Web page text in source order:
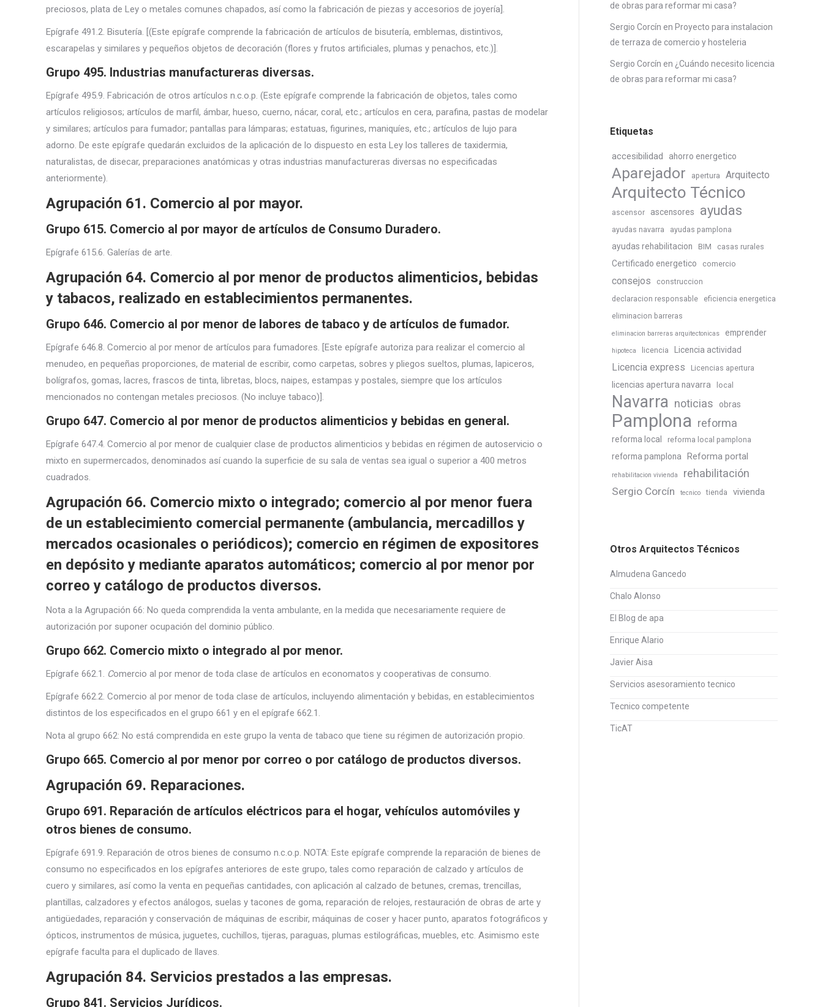
preciosos, plata de Ley o metales comunes chapados, así como la fabricación de piezas y accesorios de joyería].
Epígrafe 491.2. Bisutería. [(Este epígrafe comprende la fabricación de artículos de bisutería, emblemas, distintivos,
escarapelas y similares y pequeños objetos de decoración (flores y frutos artificiales, plumas y penachos, etc.)].
Grupo 495. Industrias manufactureras diversas.
Epígrafe 495.9. Fabricación de otros artículos n.c.o.p. (Este epígrafe comprende la fabricación de objetos, tales como
artículos religiosos; artículos de marfil, ámbar, hueso, cuerno, nácar, coral, etc.; artículos en cera, parafina, pastas de modelar
y similares; artículos para fumador; pantallas para lámparas; estatuas, figurines, maniquíes, etc.; artículos de lujo para
adorno. De este epígrafe quedarán excluidos de la aplicación de lo dispuesto en esta Ley los talleres de taxidermia,
naturalistas, de disecar, preparaciones anatómicas y otras industrias manufactureras diversas no especificadas
anteriormente).
Agrupación 61. Comercio al por mayor.
Grupo 615. Comercio al por mayor de artículos de Consumo Duradero.
Epígrafe 615.6. Galerías de arte.
Agrupación 64. Comercio al por menor de productos alimenticios, bebidas
y tabacos, realizado en establecimientos permanentes.
Grupo 646. Comercio al por menor de labores de tabaco y de artículos de fumador.
Epígrafe 646.8. Comercio al por menor de artículos para fumadores. [Este epígrafe autoriza para realizar el comercio al
menudeo, en pequeñas proporciones, de material de escribir, como carpetas, sobres y pliegos sueltos, plumas, lapiceros,
bolígrafos, gomas, lacres, frascos de tinta, libretas, blocs, naipes, estampas y postales, siempre que los artículos
mencionados no contengan metales preciosos. (No incluye tabaco)].
Grupo 647. Comercio al por menor de productos alimenticios y bebidas en general.
Epígrafe 647.4. Comercio al por menor de cualquier clase de productos alimenticios y bebidas en régimen de autoservicio o
mixto en supermercados, denominados así cuando la superficie de su sala de ventas sea igual o superior a 400 metros
cuadrados.
Agrupación 66. Comercio mixto o integrado; comercio al por menor fuera
de un establecimiento comercial permanente (ambulancia, mercadillos y
mercados ocasionales o periódicos); comercio en régimen de expositores
en depósito y mediante aparatos automáticos; comercio al por menor por
correo y catálogo de productos diversos.
Nota a la Agrupación 66: No queda comprendida la venta ambulante, en la medida que necesariamente requiere de
autorización por suponer ocupación del dominio público.
Grupo 662. Comercio mixto o integrado al por menor.
Epígrafe 662.1. Comercio al por menor de toda clase de artículos en economatos y cooperativas de consumo.
Epígrafe 662.2. Comercio al por menor de toda clase de artículos, incluyendo alimentación y bebidas, en establecimientos
distintos de los especificados en el grupo 661 y en el epígrafe 662.1.
Nota al grupo 662: No está comprendida en este grupo la venta de tabaco que tiene su régimen de autorización propio.
Grupo 665. Comercio al por menor por correo o por catálogo de productos diversos.
Agrupación 69. Reparaciones.
Grupo 691. Reparación de artículos eléctricos para el hogar, vehículos automóviles y
otros bienes de consumo.
Epígrafe 691.9. Reparación de otros bienes de consumo n.c.o.p. NOTA: Este epígrafe comprende la reparación de bienes de
consumo no especificados en los epígrafes anteriores de este grupo, tales como reparación de calzado y artículos de
cuero y similares, así como la venta en pequeñas cantidades, con aplicación al calzado de betunes, cremas, trencillas,
plantillas, calzadores y efectos análogos, suelas y tacones de goma, reparación de relojes, restauración de obras de arte y
antigüedades, reparación y conservación de máquinas de escribir, máquinas de coser y hacer punto, aparatos fotográficos y
ópticos, instrumentos de música, juguetes, cuchillos, tijeras, paraguas, plumas estilográficas, muebles, etc. Asimismo este
epígrafe faculta para el duplicado de llaves.
Agrupación 84. Servicios prestados a las empresas.
Grupo 841. Servicios Jurídicos.
de obras para reformar mi casa?
Sergio Corcín en Proyecto para instalacion
de terraza de comercio y hosteleria
Sergio Corcín en ¿Cuándo necesito licencia
de obras para reformar mi casa?
Etiquetas
accesibilidad ahorro energetico
Aparejador apertura Arquitecto
Arquitecto Técnico
ascensor ascensores ayudas
ayudas navarra ayudas pamplona
ayudas rehabilitacion BIM casas rurales
Certificado energetico comercio
consejos
construccion
declaracion responsable
eficiencia energetica
eliminacion barreras
eliminacion barreras arquitectonicas emprender
hipoteca licencia Licencia actividad
Licencia express Licencias apertura
licencias apertura navarra local
Navarra noticias obras
Pamplona reforma
reforma local reforma local pamplona
reforma pamplona Reforma portal
rehabilitacion vivienda rehabilitación
Sergio Corcín tecnico tienda vivienda
Otros Arquitectos Técnicos
Almudena Gancedo
Chalo Alonso
El Blog de apa
Enrique Alario
Javier Aisa
Servicios asesoramiento tecnico
Tecnico competente
TicAT